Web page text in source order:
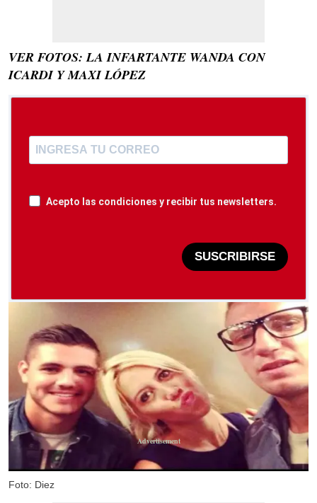
VER FOTOS: LA INFARTANTE WANDA CON
ICARDI Y MAXI LÓPEZ
Acepto las condiciones y recibir tus newsletters.
SUSCRIBIRSE
Foto: Diez